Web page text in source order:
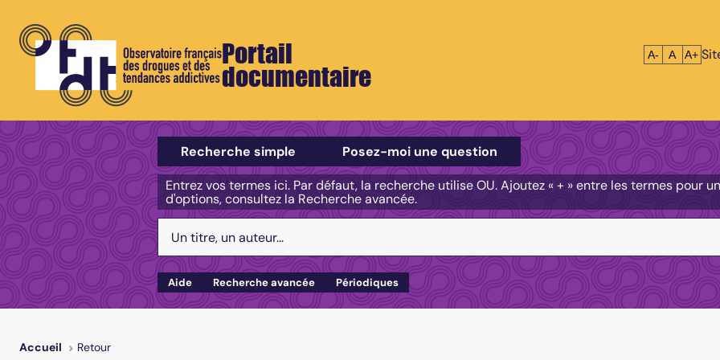
Portail
documentaire
Réduire le
A- A A+
Sélectionner un type de recherche
Recherche simple
Posez-moi une question
Entrez vos termes ici. Par défaut, la recherche utilise OU. Ajoutez « + » entre les termes pour
d'options, consultez la Recherche avancée.
Aide Recherche avancée Périodiques
Accueil Retour